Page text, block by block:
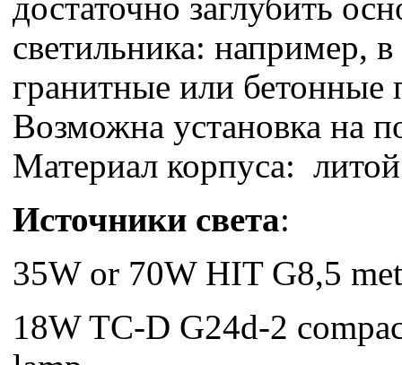
достаточно заглубить
светильника: например,
гранитные или бетонные
Возможна установка на
Материал корпуса:
Источники света:
35W or 70W HIT G8,5
18W TC-D G24d-2